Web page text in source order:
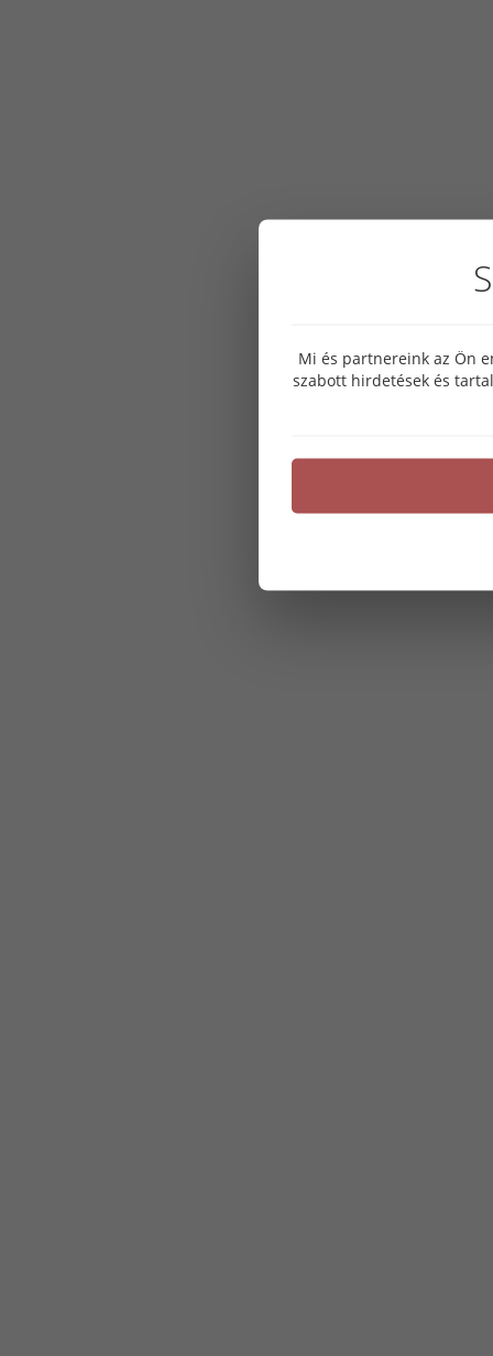
Mi és partnereink az Ön
szabott hirdetések és